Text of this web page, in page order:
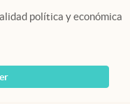
política y económica